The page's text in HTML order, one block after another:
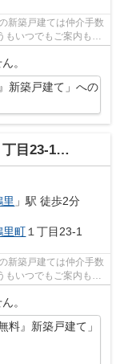
新築戸建ては仲介手数
もいつでもご案内もさ
。
新築戸建て」への
料』新築戸建て
里 」駅 徒歩2分
里町 １丁目23-1
新築戸建ては仲介手数
いつでもご案内もさ
。
料』新築戸建て」